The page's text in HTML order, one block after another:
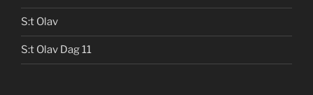
S:t Olav
S:t Olav Dag 11